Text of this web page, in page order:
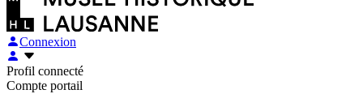
Connexion
Profil connecté
Compte portail